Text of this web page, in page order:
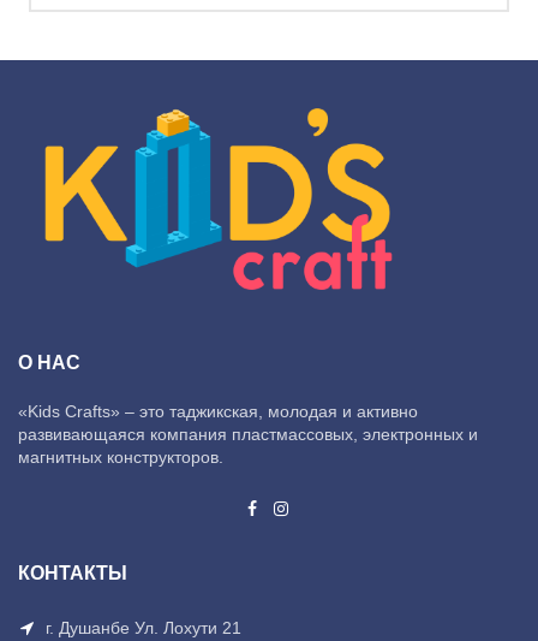
О НАС
«Kids Crafts» – это таджикская, молодая и активно
развивающаяся компания пластмассовых, электронных и
магнитных конструкторов.
КОНТАКТЫ
г. Душанбе Ул. Лохути 21